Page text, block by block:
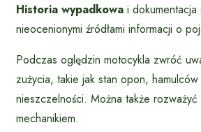
Historia wypadkowa i
nieocenionymi źródłami informacji o
Podczas oględzin motocykla zwróć
zużycia, takie jak stan opon,
nieszczelności. Można także rozważyć
mechanikiem.